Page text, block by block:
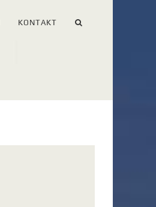
KONTAKT